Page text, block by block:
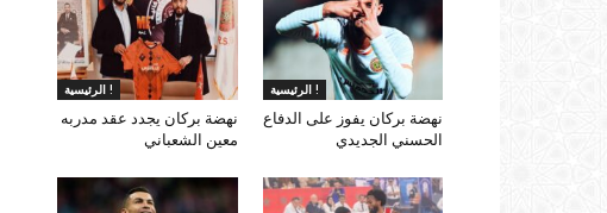
الرئيسية !
نهضة بركان يجدد عقد مدربه
معين الشعباني
الرئيسية !
نهضة بركان يفوز على الدفاع
الحسني الجديدي